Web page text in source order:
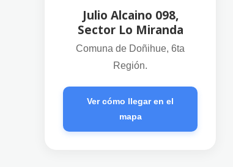
Julio Alcaino 098,
Sector Lo Miranda
Comuna de Doñihue, 6ta
Región.
Ver cómo llegar en el
mapa